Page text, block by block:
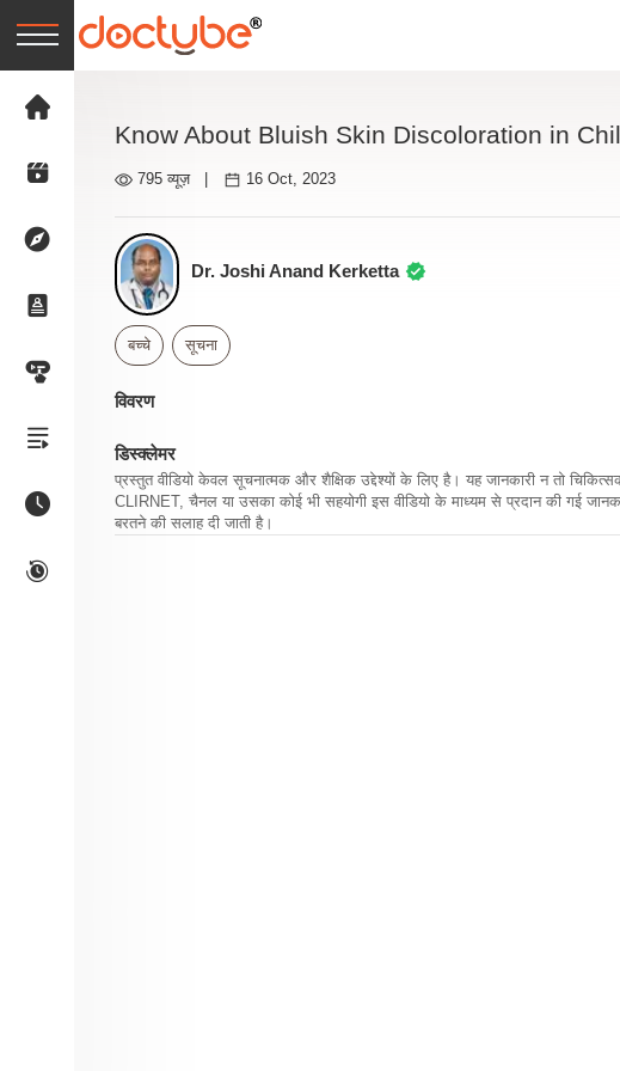
Know About Bluish Skin Discoloration in
795 व्यूज़ 16 Oct, 2023
Dr. Joshi Anand Kerketta
बच्चे सूचना
विवरण
डिस्क्लेमर
प्रस्तुत वीडियो केवल सूचनात्मक और शैक्षिक उद्देश्यों के लिए है। यह जानकारी न तो
CLIRNET, चैनल या उसका कोई भी सहयोगी इस वीडियो के माध्यम से प्रदान की गई
बरतने की सलाह दी जाती है।